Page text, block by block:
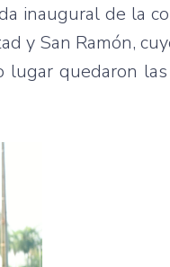
inaugural de la
y San Ramón,
quedaron